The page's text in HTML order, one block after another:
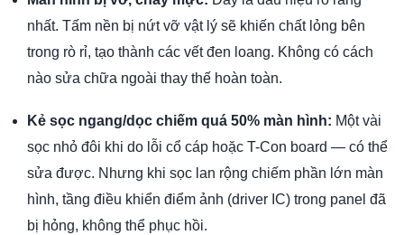
nhất. Tấm nền bị nứt vỡ vật lý sẽ khiến chất lỏng bên
trong rò rỉ, tạo thành các vết đen loang. Không có cách
nào sửa chữa ngoài thay thế hoàn toàn.
Kẻ sọc ngang/dọc chiếm quá 50% màn hình: Một vài
sọc nhỏ đôi khi do lỗi cổ cáp hoặc T-Con board — có thể
sửa được. Nhưng khi sọc lan rộng chiếm phần lớn màn
hình, tầng điều khiển điểm ảnh (driver IC) trong panel đã
bị hỏng, không thể phục hồi.